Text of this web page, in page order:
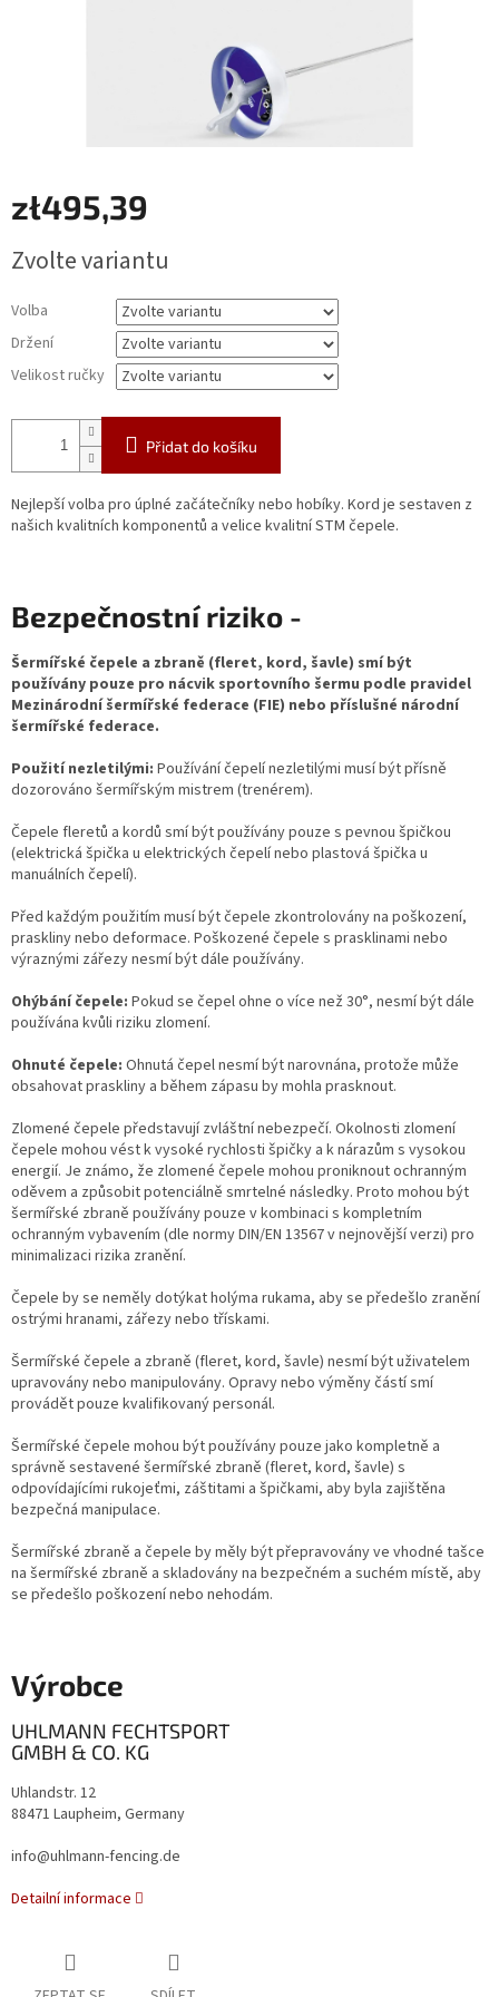
zł495,39
cena:
Zvolte variantu
Volba
Držení
Velikost ručky
Přidat do košíku
Nejlepší volba pro úplné začátečníky nebo hobíky. Kord je sestaven z
našich kvalitních komponentů a velice kvalitní STM čepele.
Bezpečnostní riziko -
Šermířské čepele a zbraně (fleret, kord, šavle) smí být
používány pouze pro nácvik sportovního šermu podle pravidel
Mezinárodní šermířské federace (FIE) nebo příslušné národní
šermířské federace.
Použití nezletilými: Používání čepelí nezletilými musí být přísně
dozorováno šermířským mistrem (trenérem).
Čepele fleretů a kordů smí být používány pouze s pevnou špičkou
(elektrická špička u elektrických čepelí nebo plastová špička u
manuálních čepelí).
Před každým použitím musí být čepele zkontrolovány na poškození,
praskliny nebo deformace. Poškozené čepele s prasklinami nebo
výraznými zářezy nesmí být dále používány.
Ohýbání čepele: Pokud se čepel ohne o více než 30°, nesmí být dále
používána kvůli riziku zlomení.
Ohnuté čepele: Ohnutá čepel nesmí být narovnána, protože může
obsahovat praskliny a během zápasu by mohla prasknout.
Zlomené čepele představují zvláštní nebezpečí. Okolnosti zlomení
čepele mohou vést k vysoké rychlosti špičky a k nárazům s vysokou
energií. Je známo, že zlomené čepele mohou proniknout ochranným
oděvem a způsobit potenciálně smrtelné následky. Proto mohou být
šermířské zbraně používány pouze v kombinaci s kompletním
ochranným vybavením (dle normy DIN/EN 13567 v nejnovější verzi) pro
minimalizaci rizika zranění.
Čepele by se neměly dotýkat holýma rukama, aby se předešlo zranění
ostrými hranami, zářezy nebo třískami.
Šermířské čepele a zbraně (fleret, kord, šavle) nesmí být uživatelem
upravovány nebo manipulovány. Opravy nebo výměny částí smí
provádět pouze kvalifikovaný personál.
Šermířské čepele mohou být používány pouze jako kompletně a
správně sestavené šermířské zbraně (fleret, kord, šavle) s
odpovídajícími rukojeťmi, záštitami a špičkami, aby byla zajištěna
bezpečná manipulace.
Šermířské zbraně a čepele by měly být přepravovány ve vhodné tašce
na šermířské zbraně a skladovány na bezpečném a suchém místě, aby
se předešlo poškození nebo nehodám.
Výrobce
UHLMANN FECHTSPORT
GMBH & CO. KG
Uhlandstr. 12
88471 Laupheim, Germany
info@uhlmann-fencing.de
Detailní informace